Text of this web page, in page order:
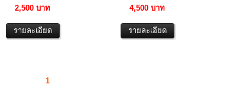
2,500 บาท 4,500 บาท
1